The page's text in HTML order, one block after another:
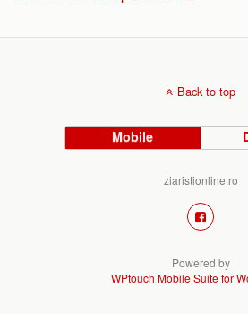
Back to top
Mobile
ziaristionline.ro
Powered by
WPtouch Mobile Suite for